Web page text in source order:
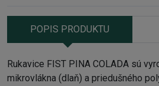
POPIS PRODUKTU
Rukavice FIST PINA COLADA sú
mikrovlákna (dlaň) a priedušného